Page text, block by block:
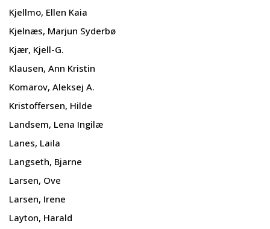
Kjellmo, Ellen Kaia
Kjelnæs, Marjun Syderbø
Kjær, Kjell-G.
Klausen, Ann Kristin
Komarov, Aleksej A.
Kristoffersen, Hilde
Landsem, Lena Ingilæ
Lanes, Laila
Langseth, Bjarne
Larsen, Ove
Larsen, Irene
Layton, Harald